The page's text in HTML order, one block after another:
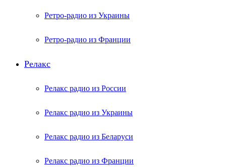
Ретро-радио из Украины
Ретро-радио из Франции
Релакс
Релакс радио из России
Релакс радио из Украины
Релакс радио из Беларуси
Релакс радио из Франции